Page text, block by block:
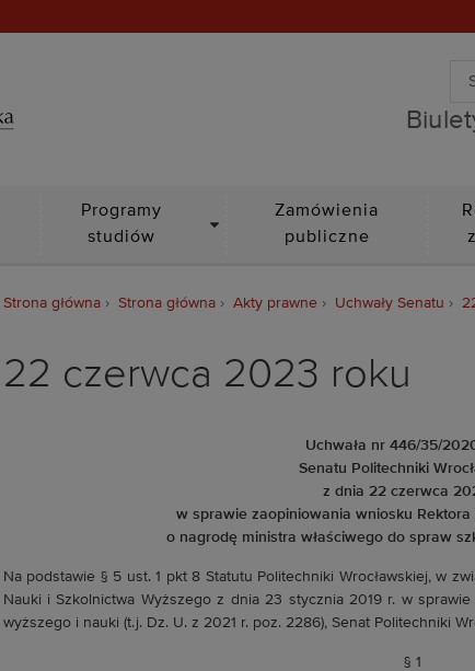
Biuletyn Informacji
Programy
studiów
Zamówienia
publiczne
Strona główna Strona główna Akty prawne Uchwały Senatu
22 czerwca 2023 roku
Uchwała nr 446/35/
Senatu Politechniki
z dnia 22 czerwca
w sprawie zaopiniowania wniosku Rektora
o nagrodę ministra właściwego do spraw
Na podstawie § 5 ust. 1 pkt 8 Statutu Politechniki Wrocławskiej, w
Nauki i Szkolnictwa Wyższego z dnia 23 stycznia 2019 r. w
wyższego i nauki (t.j. Dz. U. z 2021 r. poz. 2286), Senat Politechniki
§ 1